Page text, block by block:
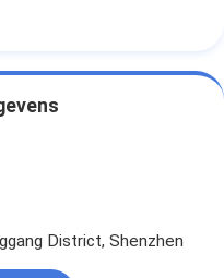
District, Shenzhen